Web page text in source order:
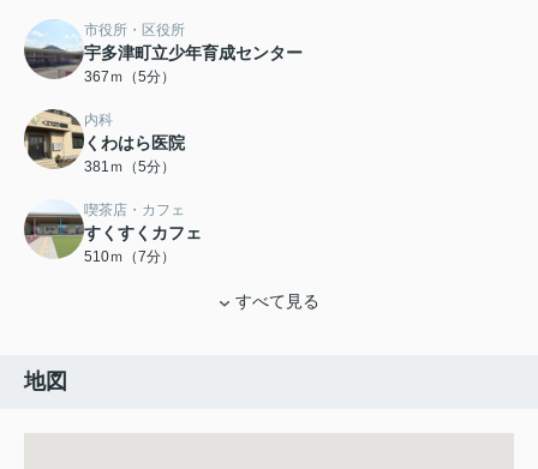
市役所・区役所
宇多津町立少年育成センター
367ｍ（5分）
内科
くわはら医院
381ｍ（5分）
喫茶店・カフェ
すくすくカフェ
510ｍ（7分）
すべて見る
地図